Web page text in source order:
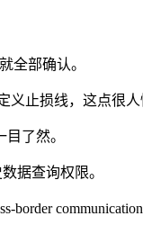
全部确认。
止损线，这点很人
了然。
据查询权限。
border